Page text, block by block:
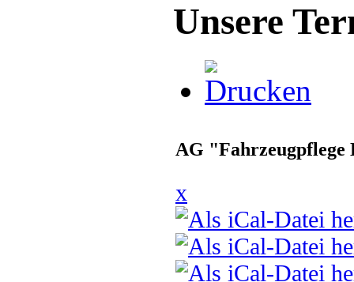
Unsere
AG "Fahrzeugpflege
x